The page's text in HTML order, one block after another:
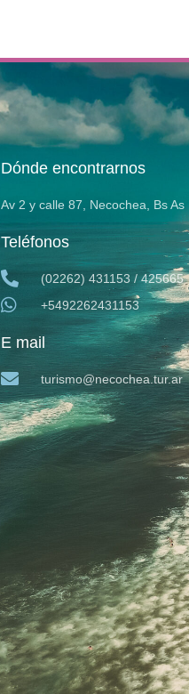
Dónde encontrarnos
Av 2 y calle 87, Necochea, Bs As
Teléfonos
(02262) 431153 / 425665
+5492262431153
E mail
turismo@necochea.tur.ar